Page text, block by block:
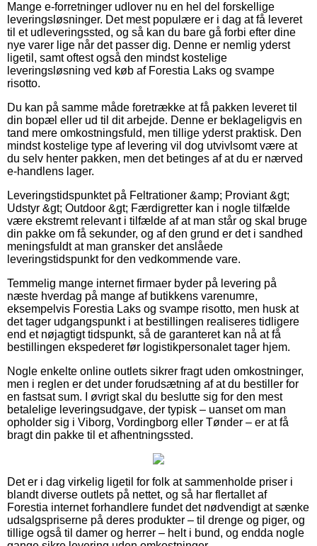
Mange e-forretninger udlover nu en hel del forskellige
leveringsløsninger. Det mest populære er i dag at få leveret
til et udleveringssted, og så kan du bare gå forbi efter dine
nye varer lige når det passer dig. Denne er nemlig yderst
ligetil, samt oftest også den mindst kostelige
leveringsløsning ved køb af Forestia Laks og svampe
risotto.
Du kan på samme måde foretrække at få pakken leveret til
din bopæl eller ud til dit arbejde. Denne er beklageligvis en
tand mere omkostningsfuld, men tillige yderst praktisk. Den
mindst kostelige type af levering vil dog utvivlsomt være at
du selv henter pakken, men det betinges af at du er nærved
e-handlens lager.
Leveringstidspunktet på Feltrationer &amp; Proviant &gt;
Udstyr &gt; Outdoor &gt; Færdigretter kan i nogle tilfælde
være ekstremt relevant i tilfælde af at man står og skal bruge
din pakke om få sekunder, og af den grund er det i sandhed
meningsfuldt at man gransker det anslåede
leveringstidspunkt for den vedkommende vare.
Temmelig mange internet firmaer byder på levering på
næste hverdag på mange af butikkens varenumre,
eksempelvis Forestia Laks og svampe risotto, men husk at
det tager udgangspunkt i at bestillingen realiseres tidligere
end et nøjagtigt tidspunkt, så de garanteret kan nå at få
bestillingen ekspederet før logistikpersonalet tager hjem.
Nogle enkelte online outlets sikrer fragt uden omkostninger,
men i reglen er det under forudsætning af at du bestiller for
en fastsat sum. I øvrigt skal du beslutte sig for den mest
betalelige leveringsudgave, der typisk – uanset om man
opholder sig i Viborg, Vordingborg eller Tønder – er at få
bragt din pakke til et afhentningssted.
Det er i dag virkelig ligetil for folk at sammenholde priser i
blandt diverse outlets på nettet, og så har flertallet af
Forestia internet forhandlere fundet det nødvendigt at sænke
udsalgspriserne på deres produkter – til drenge og piger, og
tillige også til damer og herrer – helt i bund, og endda nogle